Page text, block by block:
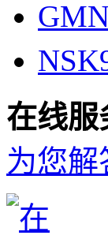
在线服
为您解